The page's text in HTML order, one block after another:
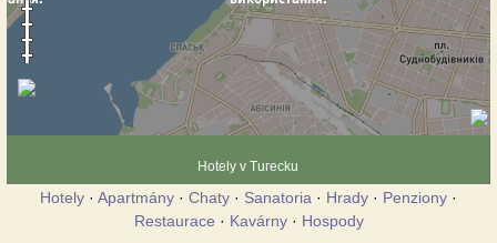
Hotely v Turecku
Hotely · Apartmány · Chaty · Sanatoria · Hrady · Penziony ·
Restaurace · Kavárny· Hospody